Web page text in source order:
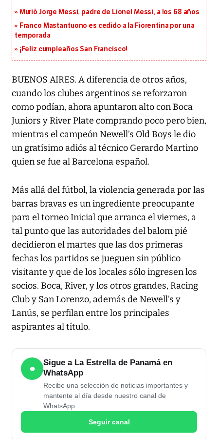
Murió Jorge Messi, padre de Lionel Messi, a los 68 años
Franco Mastantuono es cedido a la Fiorentina por una
temporada
¡Feliz cumpleaños San Francisco!
BUENOS AIRES. A diferencia de otros años,
cuando los clubes argentinos se reforzaron
como podían, ahora apuntaron alto con Boca
Juniors y River Plate comprando poco pero bien,
mientras el campeón Newell’s Old Boys le dio
un gratísimo adiós al técnico Gerardo Martino
quien se fue al Barcelona español.
Más allá del fútbol, la violencia generada por las
barras bravas es un ingrediente preocupante
para el torneo Inicial que arranca el viernes, a
tal punto que las autoridades del balom pié
decidieron el martes que las dos primeras
fechas los partidos se jueguen sin público
visitante y que de los locales sólo ingresen los
socios. Boca, River, y los otros grandes, Racing
Club y San Lorenzo, además de Newell’s y
Lanús, se perfilan entre los principales
aspirantes al título.
●
Sigue a La Estrella de Panamá en
WhatsApp
Recibe una selección de noticias importantes y
mantente al día desde nuestro canal de
WhatsApp.
Seguir canal